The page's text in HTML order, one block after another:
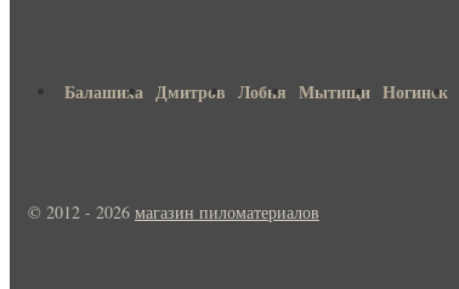
Балашиха Дмитров Лобня Мытищи Ногинск
© 2012 - 2026 магазин пиломатериалов